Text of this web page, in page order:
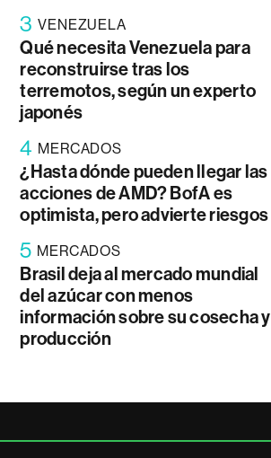
3 VENEZUELA
Qué necesita Venezuela para
reconstruirse tras los
terremotos, según un experto
japonés
4 MERCADOS
¿Hasta dónde pueden llegar las
acciones de AMD? BofA es
optimista, pero advierte riesgos
5 MERCADOS
Brasil deja al mercado mundial
del azúcar con menos
información sobre su cosecha y
producción